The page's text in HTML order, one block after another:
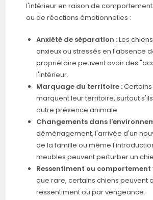
l'intérieur en raison de
ou de réactions émotionnelles :
Anxiété de séparation :Les
anxieux ou stressés en l'absence
propriétaire peuvent avoir des
l'intérieur.
Marquage du territoire :
marquent leur territoire, surtout
autre présence animale.
Changements dans
déménagement, l'arrivée d'un
de la famille ou même
meubles peuvent perturber un
Ressentiment ou comportement
que rare, certains chiens peuvent
ressentiment ou par vengeance.